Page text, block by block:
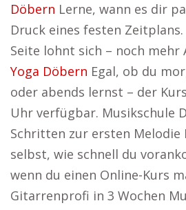
Döbern Lerne, wann es dir
Druck eines festen
Seite lohnt sich – noch mehr
Yoga Döbern Egal, ob du
oder abends lernst – der
Uhr verfügbar. Musikschule
Schritten zur ersten
selbst, wie schnell du
wenn du einen Online-Kurs
Gitarrenprofi in 3 Wochen